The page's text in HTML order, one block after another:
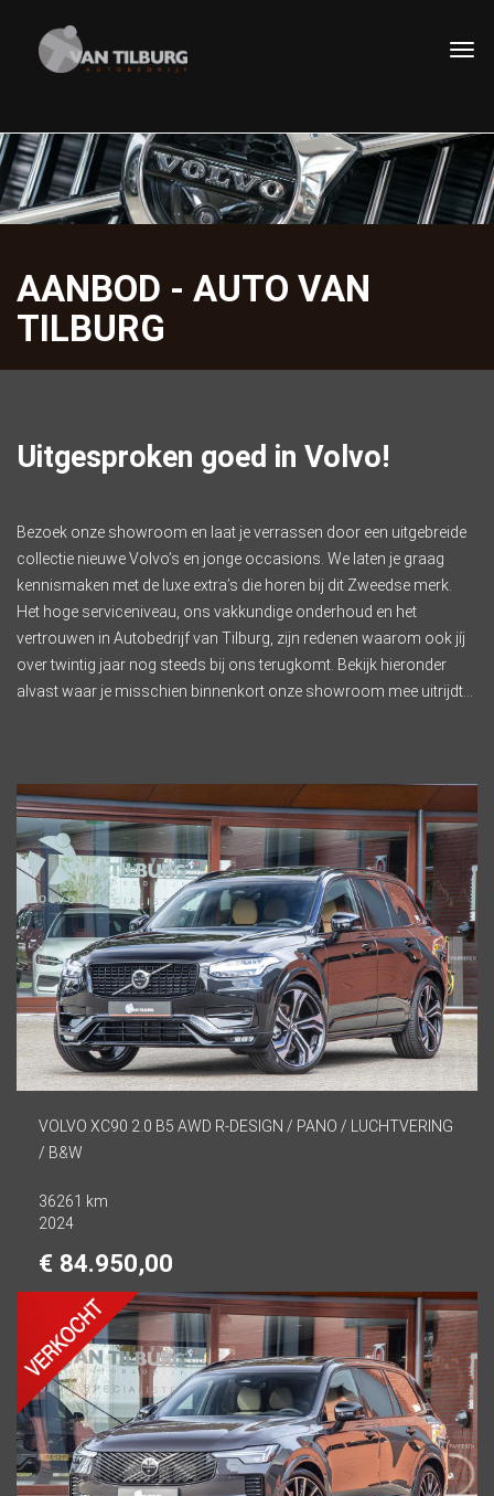
AANBOD - AUTO VAN
TILBURG
Uitgesproken goed in Volvo!
Bezoek onze showroom en laat je verrassen door een uitgebreide
collectie nieuwe Volvo’s en jonge occasions. We laten je graag
kennismaken met de luxe extra’s die horen bij dit Zweedse merk.
Het hoge serviceniveau, ons vakkundige onderhoud en het
vertrouwen in Autobedrijf van Tilburg, zijn redenen waarom ook jíj
over twintig jaar nog steeds bij ons terugkomt. Bekijk hieronder
alvast waar je misschien binnenkort onze showroom mee uitrijdt…
VOLVO XC90 2.0 B5 AWD R-DESIGN / PANO / LUCHTVERING
/ B&W
36261 km
2024
€ 84.950,00